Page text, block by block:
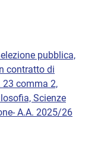
pubblica,
contratto di
23 comma 2,
Scienze
A.A. 2025/26